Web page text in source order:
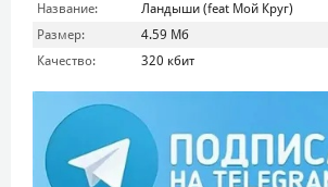
Название:
Ландыши (feat Мой Круг)
Размер:
4.59 Мб
Качество:
320 кбит